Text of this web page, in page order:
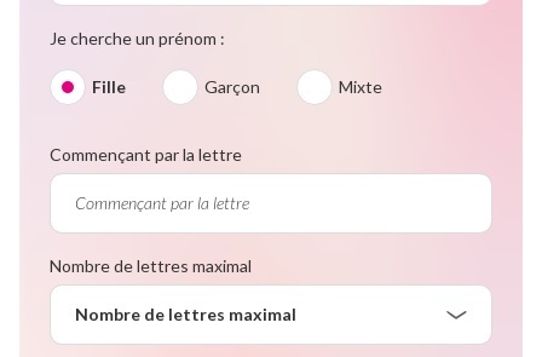
Je cherche un prénom :
Fille Garçon Mixte
Commençant par la lettre
Nombre de lettres maximal
Nombre de lettres maximal